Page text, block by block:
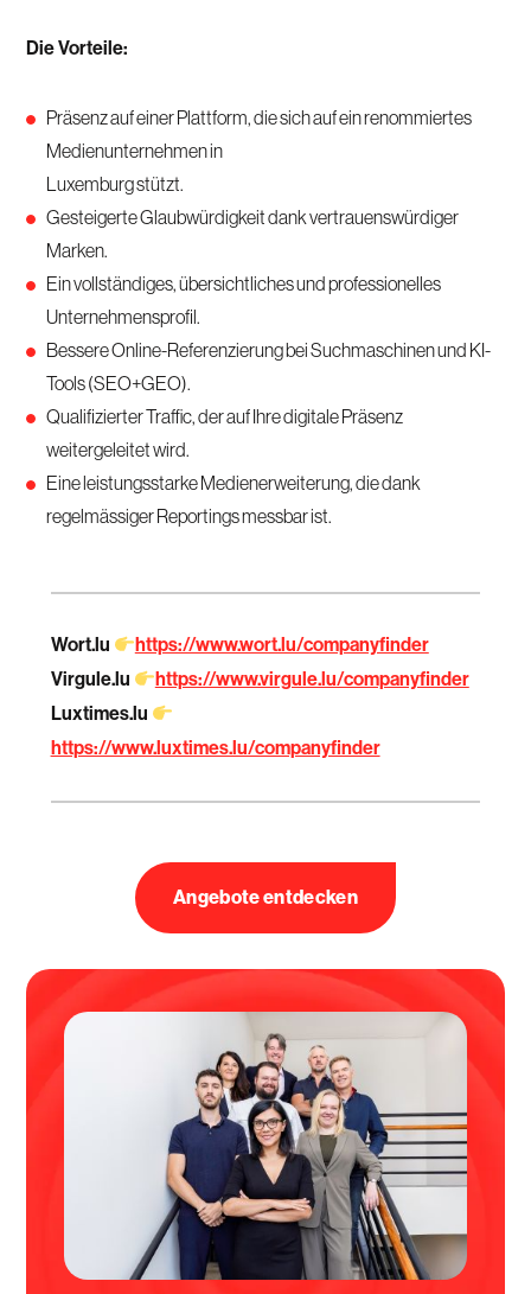
Die Vorteile:
Präsenz auf einer Plattform, die sich auf ein renommiertes
Medienunternehmen in
Luxemburg stützt.
Gesteigerte Glaubwürdigkeit dank vertrauenswürdiger
Marken.
Ein vollständiges, übersichtliches und professionelles
Unternehmensprofil.
Bessere Online-Referenzierung bei Suchmaschinen und KI-
Tools (SEO+GEO).
Qualifizierter Traffic, der auf Ihre digitale Präsenz
weitergeleitet wird.
Eine leistungsstarke Medienerweiterung, die dank
regelmässiger Reportings messbar ist.
Wort.lu
https://www.wort.lu/companyfinder
Virgule.lu
https://www.virgule.lu/companyfinder
Luxtimes.lu
https://www.luxtimes.lu/companyfinder
Angebote entdecken